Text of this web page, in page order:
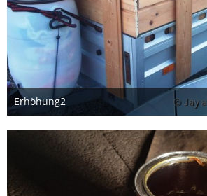
Erhöhung2
29. August 2022